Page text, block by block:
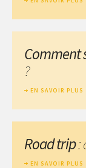
Comment
?
EN SAVOIR PLUS
Road trip:
EN SAVOIR PLUS